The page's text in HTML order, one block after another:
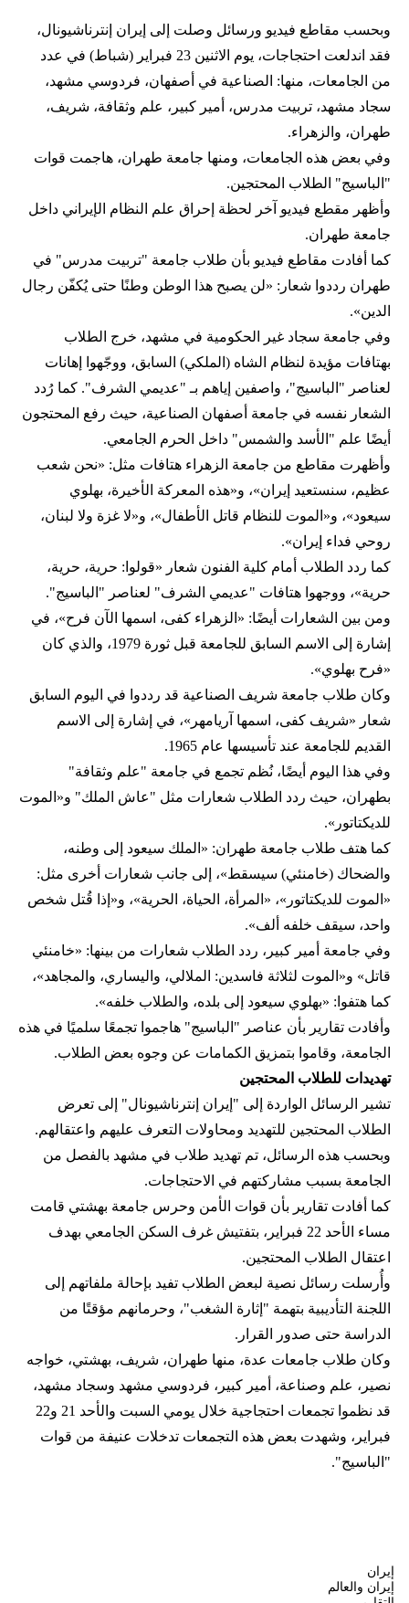
وبحسب مقاطع فيديو ورسائل وصلت إلى إيران إنترناشيونال،
فقد اندلعت احتجاجات، يوم الاثنين 23 فبراير (شباط) في عدد
من الجامعات، منها: الصناعية في أصفهان، فردوسي مشهد،
سجاد مشهد، تربيت مدرس، أمير كبير، علم وثقافة، شريف،
طهران، والزهراء.
وفي بعض هذه الجامعات، ومنها جامعة طهران، هاجمت قوات
"الباسيج" الطلاب المحتجين.
وأظهر مقطع فيديو آخر لحظة إحراق علم النظام الإيراني داخل
جامعة طهران.
كما أفادت مقاطع فيديو بأن طلاب جامعة "تربيت مدرس" في
طهران رددوا شعار: «لن يصبح هذا الوطن وطنًا حتى يُكفّن رجال
الدين».
وفي جامعة سجاد غير الحكومية في مشهد، خرج الطلاب
بهتافات مؤيدة لنظام الشاه (الملكي) السابق، ووجّهوا إهانات
لعناصر "الباسيج"، واصفين إياهم بـ "عديمي الشرف". كما رُدد
الشعار نفسه في جامعة أصفهان الصناعية، حيث رفع المحتجون
أيضًا علم "الأسد والشمس" داخل الحرم الجامعي.
وأظهرت مقاطع من جامعة الزهراء هتافات مثل: «نحن شعب
عظيم، سنستعيد إيران»، و«هذه المعركة الأخيرة، بهلوي
سيعود»، و«الموت للنظام قاتل الأطفال»، و«لا غزة ولا لبنان،
روحي فداء إيران».
كما ردد الطلاب أمام كلية الفنون شعار «قولوا: حرية، حرية،
حرية»، ووجهوا هتافات "عديمي الشرف" لعناصر "الباسيج".
ومن بين الشعارات أيضًا: «الزهراء كفى، اسمها الآن فرح»، في
إشارة إلى الاسم السابق للجامعة قبل ثورة 1979، والذي كان
«فرح بهلوي».
وكان طلاب جامعة شريف الصناعية قد رددوا في اليوم السابق
شعار «شريف كفى، اسمها آريامهر»، في إشارة إلى الاسم
القديم للجامعة عند تأسيسها عام 1965.
وفي هذا اليوم أيضًا، نُظم تجمع في جامعة "علم وثقافة"
بطهران، حيث ردد الطلاب شعارات مثل "عاش الملك" و«الموت
للديكتاتور».
كما هتف طلاب جامعة طهران: «الملك سيعود إلى وطنه،
والضحاك (خامنئي) سيسقط»، إلى جانب شعارات أخرى مثل:
«الموت للديكتاتور»، «المرأة، الحياة، الحرية»، و«إذا قُتل شخص
واحد، سيقف خلفه ألف».
وفي جامعة أمير كبير، ردد الطلاب شعارات من بينها: «خامنئي
قاتل» و«الموت لثلاثة فاسدين: الملالي، واليساري، والمجاهد»،
كما هتفوا: «بهلوي سيعود إلى بلده، والطلاب خلفه».
وأفادت تقارير بأن عناصر "الباسيج" هاجموا تجمعًا سلميًا في هذه
الجامعة، وقاموا بتمزيق الكمامات عن وجوه بعض الطلاب.
تهديدات للطلاب المحتجين
تشير الرسائل الواردة إلى "إيران إنترناشيونال" إلى تعرض
الطلاب المحتجين للتهديد ومحاولات التعرف عليهم واعتقالهم.
وبحسب هذه الرسائل، تم تهديد طلاب في مشهد بالفصل من
الجامعة بسبب مشاركتهم في الاحتجاجات.
كما أفادت تقارير بأن قوات الأمن وحرس جامعة بهشتي قامت
مساء الأحد 22 فبراير، بتفتيش غرف السكن الجامعي بهدف
اعتقال الطلاب المحتجين.
وأُرسلت رسائل نصية لبعض الطلاب تفيد بإحالة ملفاتهم إلى
اللجنة التأديبية بتهمة "إثارة الشغب"، وحرمانهم مؤقتًا من
الدراسة حتى صدور القرار.
وكان طلاب جامعات عدة، منها طهران، شريف، بهشتي، خواجه
نصير، علم وصناعة، أمير كبير، فردوسي مشهد وسجاد مشهد،
قد نظموا تجمعات احتجاجية خلال يومي السبت والأحد 21 و22
فبراير، وشهدت بعض هذه التجمعات تدخلات عنيفة من قوات
"الباسيج".
إيران
إيران والعالم